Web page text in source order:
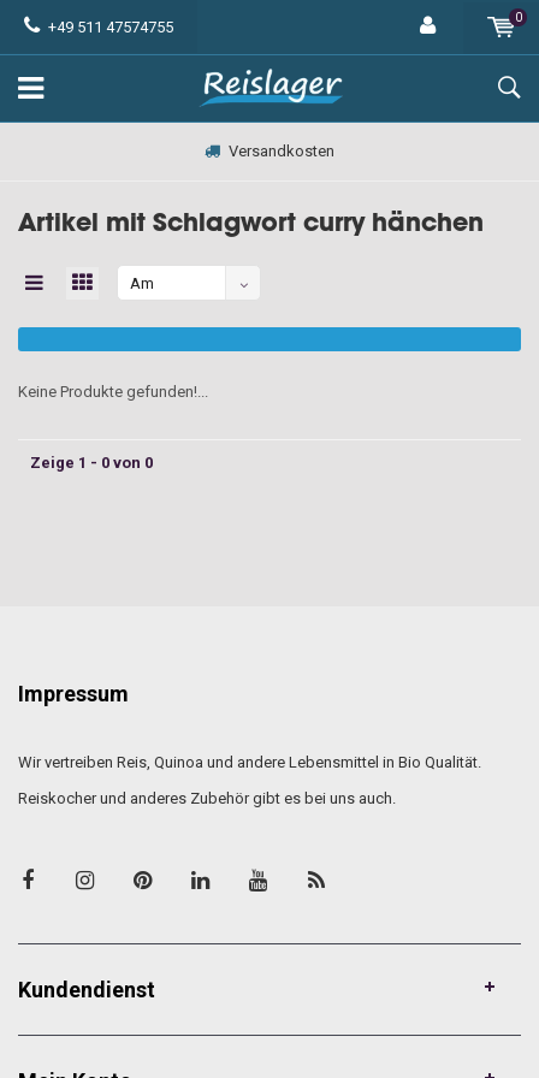
+49 511 47574755
0
Versandkosten
Artikel mit Schlagwort curry hänchen
Am
angesehen
Keine Produkte gefunden!...
Zeige 1 - 0 von 0
Impressum
Wir vertreiben Reis, Quinoa und andere Lebensmittel in Bio Qualität.
Reiskocher und anderes Zubehör gibt es bei uns auch.
Kundendienst